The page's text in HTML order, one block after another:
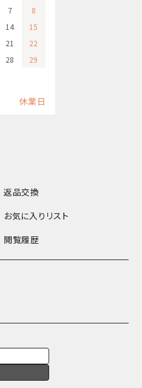
返品交換
お気に入りリスト
閲覧履歴
7
8
14
15
21
22
28
29
休業日